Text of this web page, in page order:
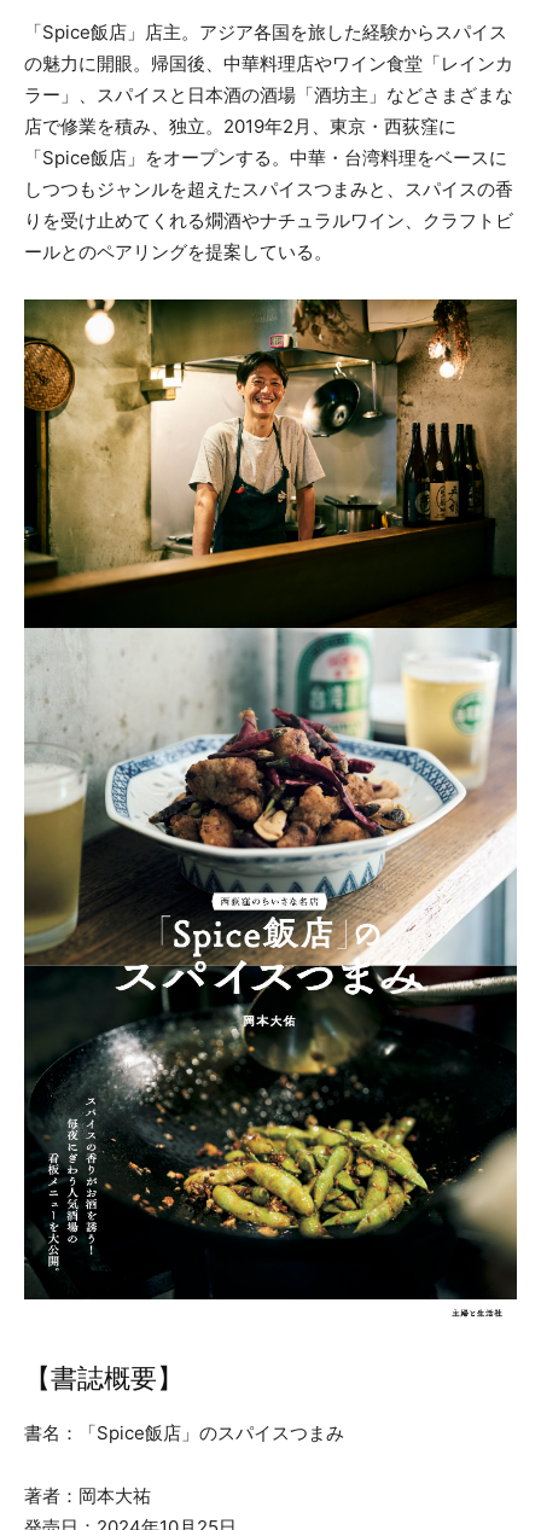
「Spice飯店」店主。アジア各国を旅した経験からスパイス
の魅力に開眼。帰国後、中華料理店やワイン食堂「レインカ
ラー」、スパイスと日本酒の酒場「酒坊主」などさまざまな
店で修業を積み、独立。2019年2月、東京・西荻窪に
「Spice飯店」をオープンする。中華・台湾料理をベースに
しつつもジャンルを超えたスパイスつまみと、スパイスの香
りを受け止めてくれる燗酒やナチュラルワイン、クラフトビ
ールとのペアリングを提案している。
【書誌概要】
書名：「Spice飯店」のスパイスつまみ
著者：岡本大祐